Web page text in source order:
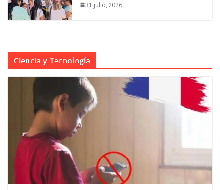
31 julio, 2026
Ciencia y Tecnología